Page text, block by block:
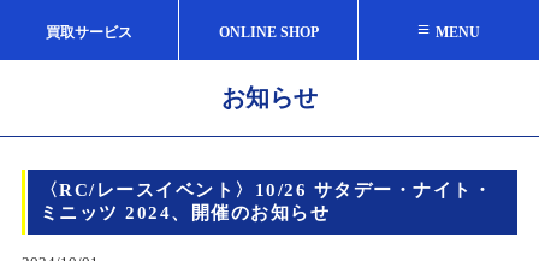
買取サービス ONLINE SHOP ≡ MENU
お知らせ
〈RC/レースイベント〉10/26 サタデー・ナイト・
ミニッツ 2024、開催のお知らせ